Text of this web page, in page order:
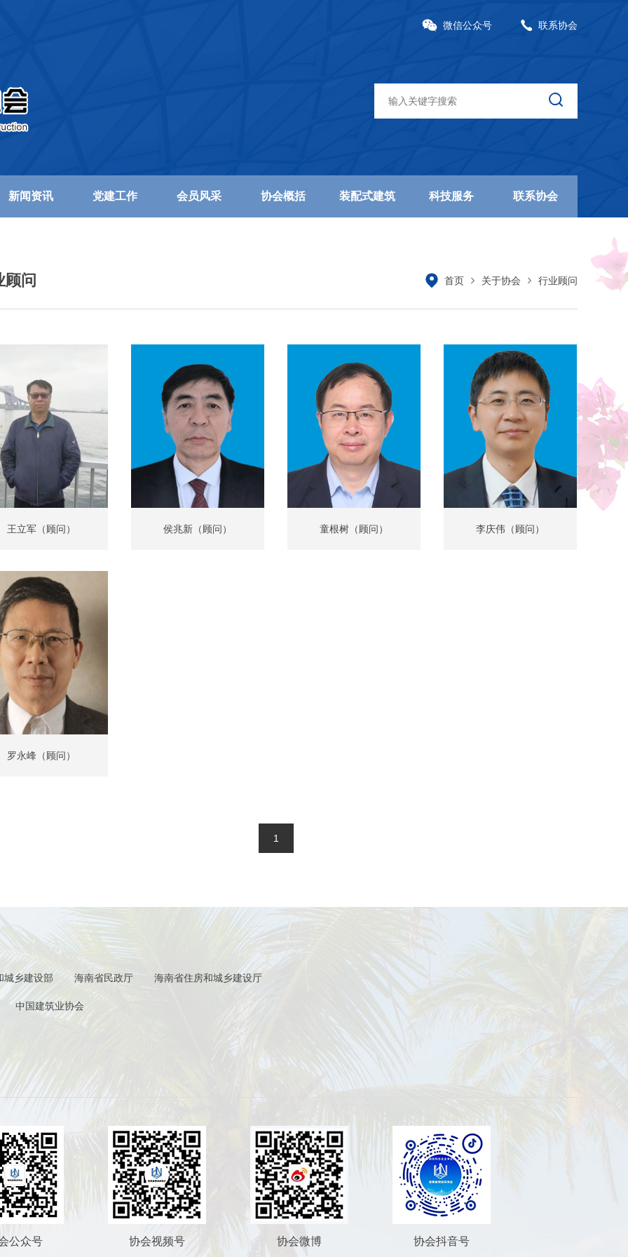
微信公众号 联系协会
新闻资讯 党建工作 会员风采 协会概括 装配式建筑 科技服务 联系协会
顾问 首页 关于协会 行业顾问
王立军（顾问） 侯兆新（顾问） 童根树（顾问） 李庆伟（顾问）
罗永峰（顾问）
1
城乡建设部 海南省民政厅 海南省住房和城乡建设厅
中国建筑业协会
公众号 协会视频号 协会微博 协会抖音号